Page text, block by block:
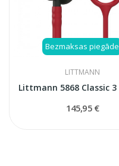
Bezmaksas piegāde
LITTMANN
145,95 €